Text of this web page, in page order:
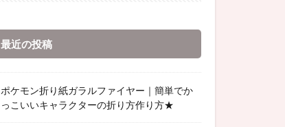
最近の投稿
ポケモン折り紙ガラルファイヤー｜簡単でか
っこいいキャラクターの折り方作り方★